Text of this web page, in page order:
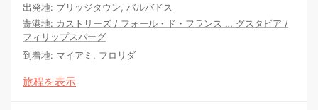
出発地: ブリッジタウン, バルバドス
寄港地: カストリーズ / フォール・ド・フランス … グスタビア /
フィリップスバーグ
到着地: マイアミ, フロリダ
旅程を表示